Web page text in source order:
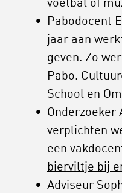
voetbal of
Pabodocent
jaar aan
geven. Zo
Pabo.
School en
Onderzoeker
verplichten
een
bierviltje bij
Adviseur